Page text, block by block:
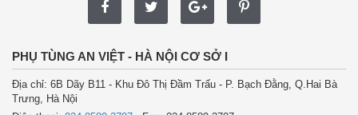
PHỤ TÙNG AN VIỆT - HÀ NỘI CƠ SỞ I
Địa chỉ: 6B Dãy B11 - Khu Đô Thị Đầm Trấu - P. Bạch Đằng, Q.Hai Bà
Trưng, Hà Nội